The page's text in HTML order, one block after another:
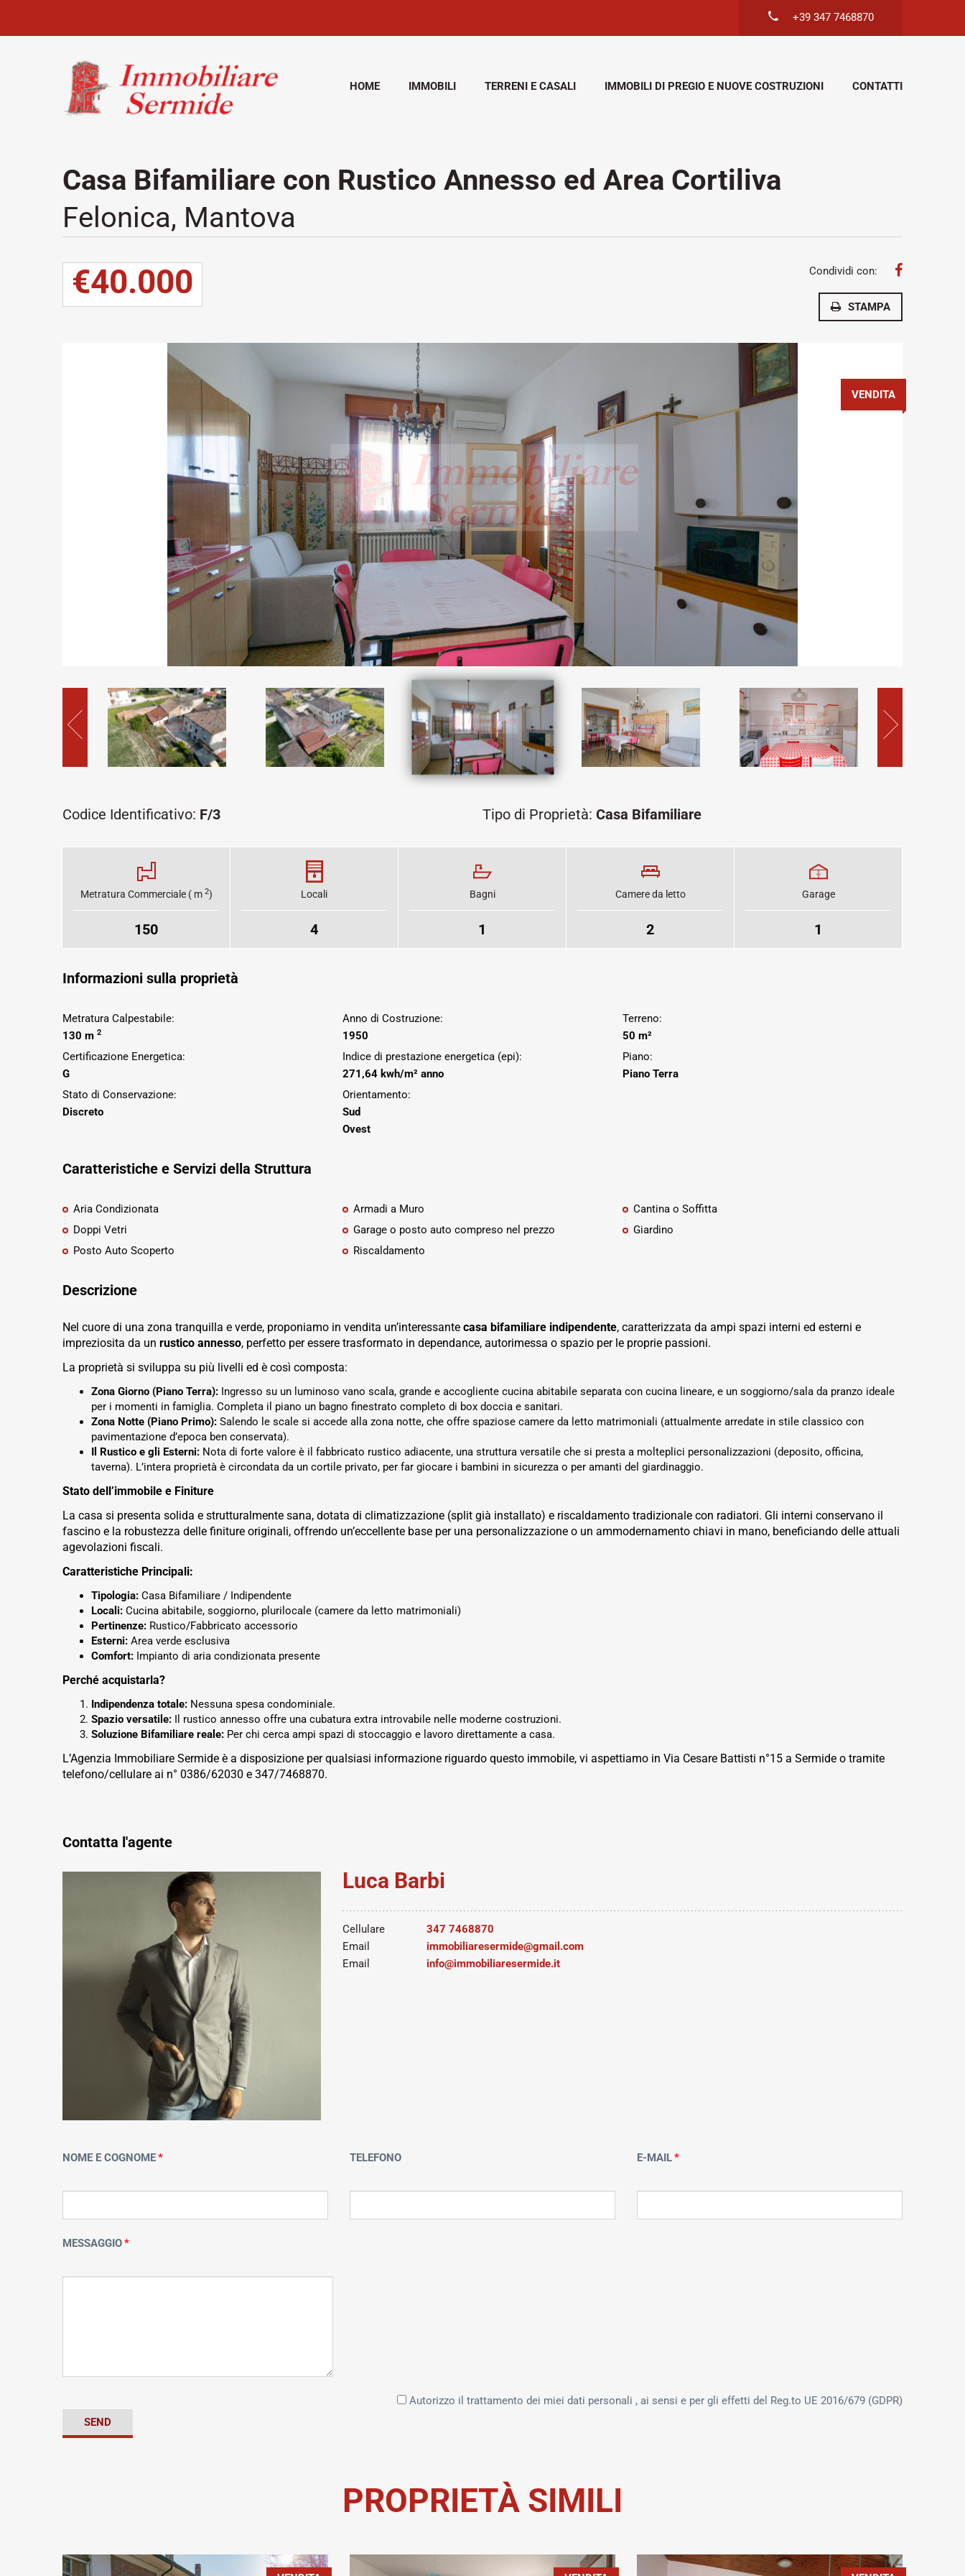
+39 347 7468870
HOME IMMOBILI TERRENI E CASALI IMMOBILI DI PREGIO E NUOVE COSTRUZIONI CONTATTI
Casa Bifamiliare con Rustico Annesso ed Area Cortiliva
Felonica, Mantova
€40.000 Condividi con:
STAMPA
VENDITA
Codice Identificativo: F/3 Tipo di Proprietà: Casa Bifamiliare
Metratura Commerciale ( m 2)
150
Locali
4
Bagni
1
Camere da letto
2
Garage
1
Informazioni sulla proprietà
Metratura Calpestabile:
130 m 2
Anno di Costruzione:
1950
Terreno:
50 m²
Certificazione Energetica:
G
Indice di prestazione energetica (epi):
271,64 kwh/m² anno
Piano:
Piano Terra
Stato di Conservazione:
Discreto
Orientamento:
Sud
Ovest
Caratteristiche e Servizi della Struttura
Aria Condizionata Armadi a Muro
Cantina o Soffitta
Doppi Vetri
Garage o posto auto compreso nel prezzo
Giardino
Posto Auto Scoperto
Riscaldamento
Descrizione
Nel cuore di una zona tranquilla e verde, proponiamo in vendita un’interessante casa bifamiliare indipendente, caratterizzata da ampi spazi interni ed esterni e
impreziosita da un rustico annesso, perfetto per essere trasformato in dependance, autorimessa o spazio per le proprie passioni.
La proprietà si sviluppa su più livelli ed è così composta:
Zona Giorno (Piano Terra): Ingresso su un luminoso vano scala, grande e accogliente cucina abitabile separata con cucina lineare, e un soggiorno/sala da pranzo ideale
per i momenti in famiglia. Completa il piano un bagno finestrato completo di box doccia e sanitari.
Zona Notte (Piano Primo): Salendo le scale si accede alla zona notte, che offre spaziose camere da letto matrimoniali (attualmente arredate in stile classico con
pavimentazione d’epoca ben conservata).
Il Rustico e gli Esterni: Nota di forte valore è il fabbricato rustico adiacente, una struttura versatile che si presta a molteplici personalizzazioni (deposito, officina,
taverna). L’intera proprietà è circondata da un cortile privato, per far giocare i bambini in sicurezza o per amanti del giardinaggio.
Stato dell’immobile e Finiture
La casa si presenta solida e strutturalmente sana, dotata di climatizzazione (split già installato) e riscaldamento tradizionale con radiatori. Gli interni conservano il
fascino e la robustezza delle finiture originali, offrendo un’eccellente base per una personalizzazione o un ammodernamento chiavi in mano, beneficiando delle attuali
agevolazioni fiscali.
Caratteristiche Principali:
Tipologia: Casa Bifamiliare / Indipendente
Locali: Cucina abitabile, soggiorno, plurilocale (camere da letto matrimoniali)
Pertinenze: Rustico/Fabbricato accessorio
Esterni: Area verde esclusiva
Comfort: Impianto di aria condizionata presente
Perché acquistarla?
Indipendenza totale: Nessuna spesa condominiale.
Spazio versatile: Il rustico annesso offre una cubatura extra introvabile nelle moderne costruzioni.
Soluzione Bifamiliare reale: Per chi cerca ampi spazi di stoccaggio e lavoro direttamente a casa.
L’Agenzia Immobiliare Sermide è a disposizione per qualsiasi informazione riguardo questo immobile, vi aspettiamo in Via Cesare Battisti n°15 a Sermide o tramite
telefono/cellulare ai n° 0386/62030 e 347/7468870.
Contatta l'agente
Luca Barbi
Cellulare
347 7468870
Email
immobiliaresermide@gmail.com
Email
info@immobiliaresermide.it
NOME E COGNOME TELEFONO E-MAIL
MESSAGGIO
Autorizzo il trattamento dei miei dati personali , ai sensi e per gli effetti del Reg.to UE 2016/679 (GDPR)
PROPRIETÀ SIMILI